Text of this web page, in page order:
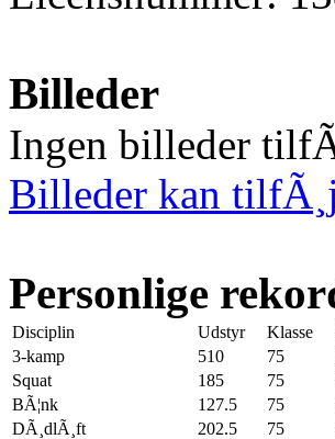
Billeder
Ingen billeder
Billeder kan
Personlige
Disciplin Udstyr Klasse
3-kamp
510 75
Squat
185 75
BÃ¦nk
127.5 75
DÃ¸dlÃ¸ft
202.5 75